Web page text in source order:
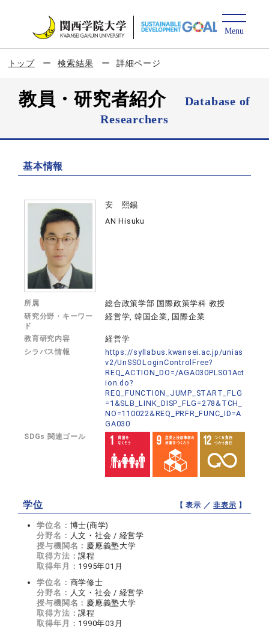
トップ 検索結果 詳細ページ
教員・研究者紹介
Database of
Researchers
基本情報
安 熙錫
AN Hisuku
所属 総合政策学部 国際政策学科 教授
研究分野・キーワー
ド
経営学, 韓国企業, 国際企業
教育研究内容 経営学
シラバス情報
https://syllabus.kwansei.ac.jp/unias
v2/UnSSOLoginControlFree?
REQ_ACTION_DO=/AGA030PLS01Act
ion.do?
REQ_FUNCTION_JUMP_START_FLG
=1&SLB_LINK_DISP_FLG=278&TCH_
NO=110022&REQ_PRFR_FUNC_ID=A
GA030
SDGs 関連ゴール
学位 【 表示 ／非表示 】
学位名： 博士(商学)
分野名： 人文・社会 / 経営学
授与機関名： 慶應義塾大学
取得方法：課程
取得年月： 1995年01月
学位名： 商学修士
分野名： 人文・社会 / 経営学
授与機関名： 慶應義塾大学
取得方法：課程
取得年月： 1990年03月